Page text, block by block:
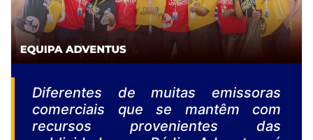
Diferentes de muitas emissoras
comerciais que se mantêm com
recursos provenientes das